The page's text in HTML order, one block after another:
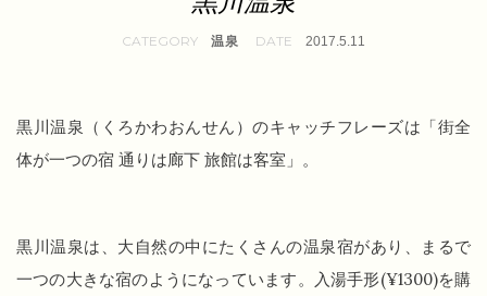
温泉 2017.5.11
黒川温泉（くろかわおんせん）のキャッチフレーズは「街全
体が一つの宿 通りは廊下 旅館は客室」。
黒川温泉は、大自然の中にたくさんの温泉宿があり、まるで
一つの大きな宿のようになっています。入湯手形(¥1300)を購